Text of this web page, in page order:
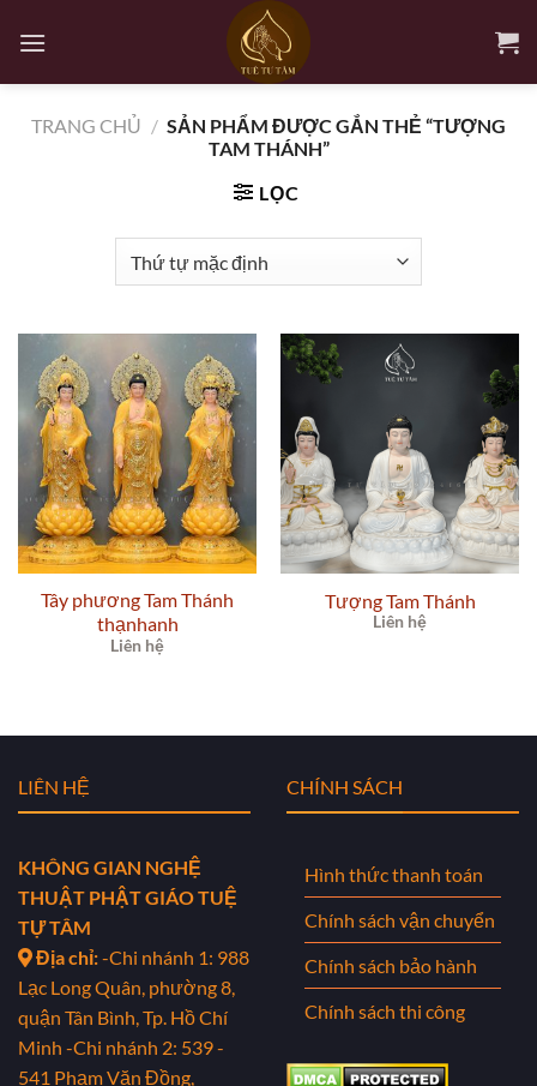
qua
TRANG CHỦ / SẢN PHẨM ĐƯỢC GẮN THẺ “TƯỢNG
TAM THÁNH”
LỌC
Tây phương Tam Thánh
thạnhanh
Liên hệ
Tượng Tam Thánh
Liên hệ
LIÊN HỆ
KHÔNG GIAN NGHỆ
THUẬT PHẬT GIÁO TUỆ
TỰ TÂM
Địa chỉ:-Chi nhánh 1: 988
Lạc Long Quân, phường 8,
quận Tân Bình, Tp. Hồ Chí
Minh -Chi nhánh 2: 539 -
541 Phạm Văn Đồng,
CHÍNH SÁCH
Hình thức thanh toán
Chính sách vận chuyển
Chính sách bảo hành
Chính sách thi công